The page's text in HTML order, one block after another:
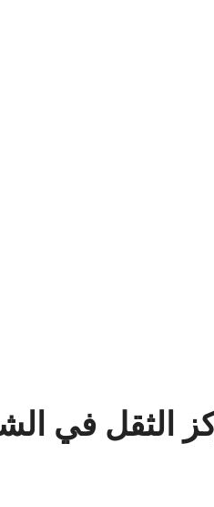
الثقل في